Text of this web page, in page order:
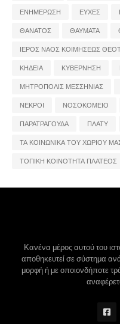
ΕΝΗΜΕΡΩΣΗ
ΕΥΧΕΣ
ΘΑΝΑΤΟΣ
ΘΑΥΜΑΤΑ
ΙΕΡΟΣ ΝΑΟΣ ΚΟΙΜΗΣΕΩΣ
ΚΗΔΕΙΑ
ΚΥΒΕΡΝΗΣΗ
ΜΗΤΡΟΠΟΛΙΣ ΜΕΣΣΗΝΙΑΣ
ΝΕΚΡΟΙ
ΝΟΣΟΚΟΜΕΙΟ
ΠΑΡΑΤΡΑΓΟΥΔΑ
ΠΛΑΤΥ
ΤΑ ΚΟΙΝΩΝΙΚΑ ΤΟΥ ΧΩΡΙΟΥ
ΤΟΠΙΚΗ ΚΟΙΝΟΤΗΤΑ ΠΛΑΤΕΟΣ
Κανένα μέρος αυτού του
αποθηκευτεί σε σύστημα
μορφή ή με οποιονδήποτε